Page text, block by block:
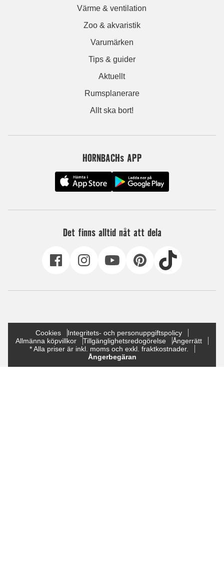
Värme & ventilation
Zoo & akvaristik
Varumärken
Tips & guider
Aktuellt
Rumsplanerare
Allt ska bort!
HORNBACHs APP
Det finns alltid nåt att dela
Cookies
Integritets- och personuppgiftspolicy
Allmänna köpvillkor
Tillgänglighetsredogörelse
Ångerrätt
* Alla priser är inkl. moms och exkl. fraktkostnader.
Ångerbegäran